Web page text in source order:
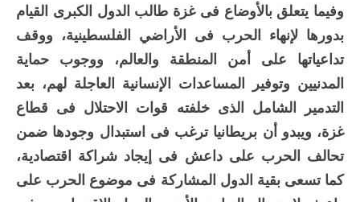
وفيما يتعلق بالأوضاع فى غزة طالب الدول الكبرى القيام
بدورها لإنهاء الحرب فى الأراضي الفلسطينية، ووقف
تداعياتها على أمن المنطقة والعالم، ووجوب حماية
المدنيين وتوفير المساعدات الإنسانية العاجلة لهم، بعد
التدمير الشامل الذى خلفته قوات الاحتلال فى قطاع
غزة، ويبدو أن بريطانيا ترغب فى استبدال وجودها ضمن
تحالف الحرب على داعش فى إيجاد شراكة اقتصادية،
كما تسعى بقية الدول المشاركة فى موضوع الحرب على